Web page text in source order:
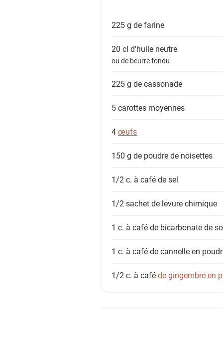
225 g de farine
20 cl d'huile neutre
ou de beurre fondu
225 g de cassonade
5carottes moyennes
4œufs
150 g de poudre de noisettes
1/2 c. à caféde sel
1/2 sachetde levure chimique
1 c. à caféde bicarbonate de
1 c. à caféde cannelle en
1/2 c. à caféde gingembre en